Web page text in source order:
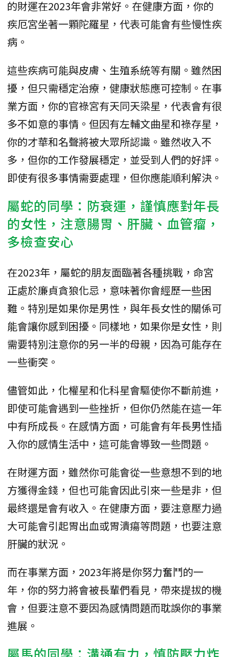
的財運在2023年會非常好。在健康方面，你的
疾厄宮坐著一顆陀羅星，代表可能會有些慢性疾
病。
這些疾病可能與皮膚、生殖系統等有關。雖然困
擾，但只需穩定治療，健康狀態應可控制。在事
業方面，你的官祿宮有天同天梁星，代表會有很
多不如意的事情。但因有左輔文曲星和祿存星，
你的才華和名聲將被大眾所認識。雖然收入不
多，但你的工作發展穩定，並受到人們的好評。
即使有很多事情需要處理，但你應能順利解決。
屬蛇的同學：防衰運，謹慎應對年長
的女性，注意腸胃、肝臟、血管瘤，
多檢查安心
在2023年，屬蛇的朋友面臨著各種挑戰，命宮
正處於廉貞貪狼化忌，意味著你會經歷一些困
難。特別是如果你是男性，與年長女性的關係可
能會讓你感到困擾。同樣地，如果你是女性，則
需要特別注意你的另一半的母親，因為可能存在
一些衝突。
儘管如此，化權星和化科星會驅使你不斷前進，
即使可能會遇到一些挫折，但你仍然能在這一年
中有所成長。在感情方面，可能會有年長男性插
入你的感情生活中，這可能會導致一些問題。
在財運方面，雖然你可能會從一些意想不到的地
方獲得金錢，但也可能會因此引來一些是非，但
最終還是會有收入。在健康方面，要注意壓力過
大可能會引起胃出血或胃潰瘍等問題，也要注意
肝臟的狀況。
而在事業方面，2023年將是你努力奮鬥的一
年，你的努力將會被長輩們看見，帶來提拔的機
會，但要注意不要因為感情問題而耽誤你的事業
進展。